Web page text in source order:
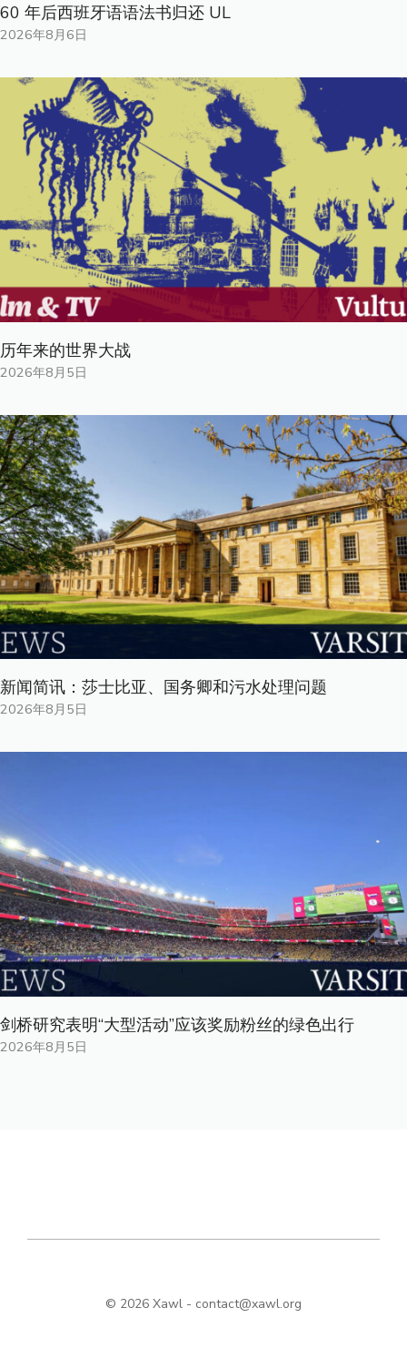
60 年后西班牙语语法书归还 UL
2026年8月6日
历年来的世界大战
2026年8月5日
新闻简讯：莎士比亚、国务卿和污水处理问题
2026年8月5日
剑桥研究表明“大型活动”应该奖励粉丝的绿色出行
2026年8月5日
© 2026 Xawl - contact@xawl.org